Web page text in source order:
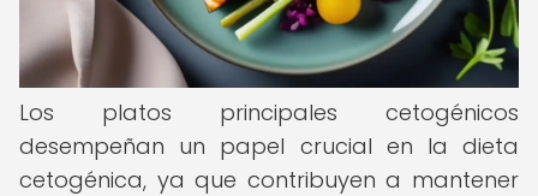
Los platos principales cetogénicos
desempeñan un papel crucial en la dieta
cetogénica, ya que contribuyen a mantener